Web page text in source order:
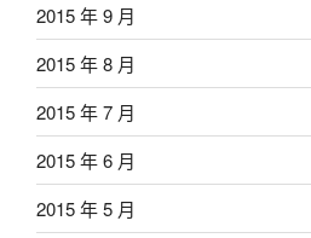
2015 年 9 月
2015 年 8 月
2015 年 7 月
2015 年 6 月
2015 年 5 月